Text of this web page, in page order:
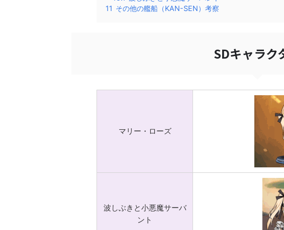
11 その他の艦船（KAN-SEN）考察
SDキャラク
マリー・ローズ
波しぶきと小悪魔サーバ
ント